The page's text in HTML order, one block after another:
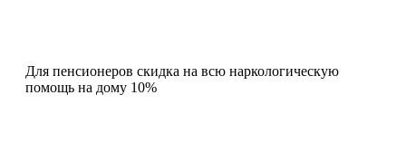
Для пенсионеров скидка на всю наркологическую
помощь на дому 10%